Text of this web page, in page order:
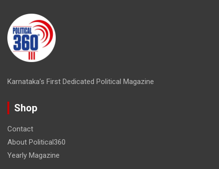
Karnataka’s First Dedicated Political Magazine
Shop
Contact
About Political360
Yearly Magazine